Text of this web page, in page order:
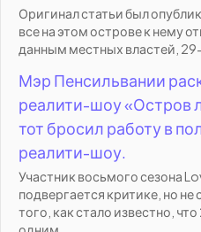
Оригинал статьи был
все на этом острове к нему
данным местных властей,
Мэр Пенсильвании
реалити-шоу «Остров
тот бросил работу в
реалити-шоу.
Участник восьмого сезона
подвергается критике, но
того, как стало известно,